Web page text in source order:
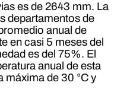
es de 2643 mm. La
departamentos de
anual de
en casi 5 meses del
es del 75%. El
anual de esta
máxima de 30 °C y